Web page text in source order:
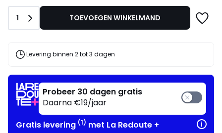
artikelen
!
Aantal
1 TOEVOEGEN WINKELMAND
Levering binnen 2 tot 3 dagen
Probeer 30 dagen gratis
Daarna €19/jaar
Gratis levering (1) met La Redoute +